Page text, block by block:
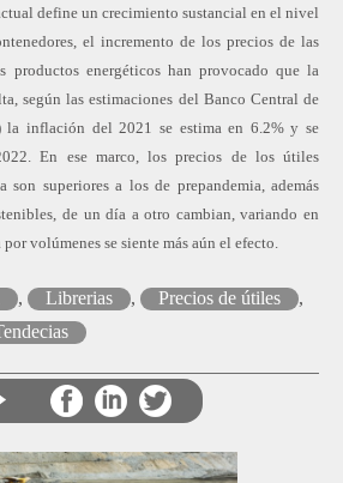
define un crecimiento sustancial en el nivel
el incremento de los precios de las
energéticos han provocado que la
según las estimaciones del Banco Central de
la inflación del 2021 se estima en 6.2% y se
En ese marco, los precios de los útiles
son superiores a los de prepandemia, además
de un día a otro cambian, variando en
volúmenes se siente más aún el efecto.
, Librerias , Precios de útiles
,